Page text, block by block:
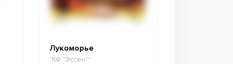
Лукоморье
"КФ "Эссен""